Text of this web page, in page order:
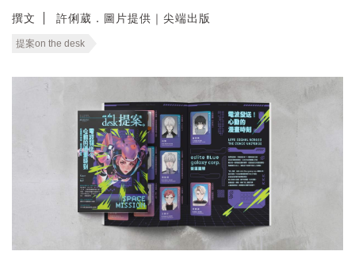
撰文 許俐葳．圖片提供｜尖端出版
提案on the desk